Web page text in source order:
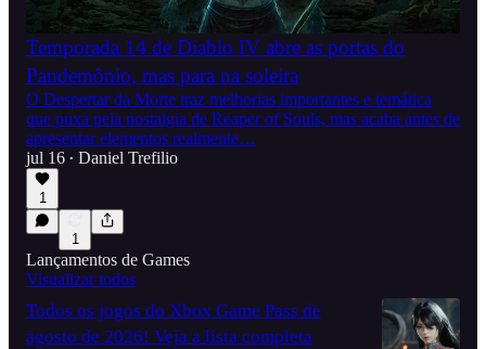
Temporada 14 de Diablo IV abre as portas do
Pandemônio, mas para na soleira
O Despertar da Morte traz melhorias importantes e temática
que puxa pela nostalgia de Reaper of Souls, mas acaba antes de
apresentar elementos realmente…
jul 16 • Daniel Trefilio
1
1
Lançamentos de Games
Visualizar todos
Todos os jogos do Xbox Game Pass de
agosto de 2026! Veja a lista completa